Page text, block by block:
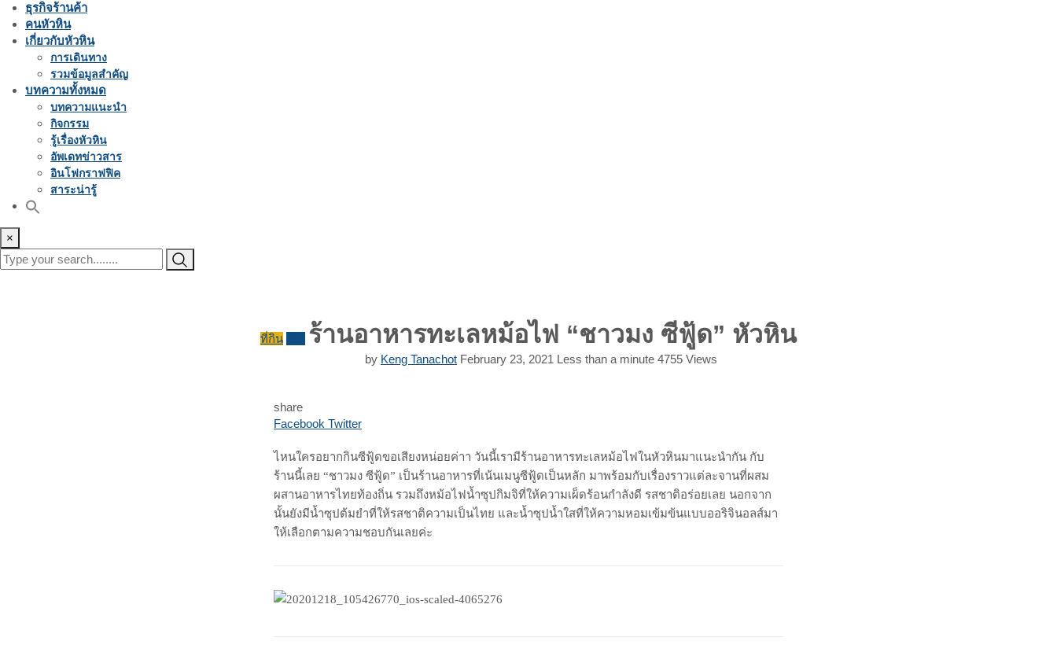
ธุรกิจร้านค้า
คนหัวหิน
เกี่ยวกับหัวหิน
การเดินทาง
รวมข้อมูลสำคัญ
บทความทั้งหมด
บทความแนะนำ
กิจกรรม
รู้เรื่องหัวหิน
อัพเดทข่าวสาร
อินโฟกราฟฟิค
สาระน่ารู้
×
ที่กิน ร้านอาหารทะเลหม้อไฟ “ชาวมง ซีฟู้ด” หัวหิน
by Keng Tanachot February 23, 2021 Less than a minute 4755 Views
share
Facebook TwitterPrint
Share
Email
ไหนใครอยากกินซีฟู้ดขอเสียงหน่อยค่าา วันนี้เรามีร้านอาหารทะเลหม้อไฟในหัวหินมาแนะนำกัน กับ
ร้านนี้เลย “ชาวมง ซีฟู้ด” เป็นร้านอาหารที่เน้นเมนูซีฟู้ดเป็นหลัก มาพร้อมกับเรื่องราวแต่ละจานที่ผสม
ผสานอาหารไทยท้องถิ่น รวมถึงหม้อไฟน้ำซุปกิมจิที่ให้ความเผ็ดร้อนกำลังดี รสชาติอร่อยเลย นอกจาก
นั้นยังมีน้ำซุปต้มยำที่ให้รสชาติความเป็นไทย และน้ำซุปน้ำใสที่ให้ความหอมเข้มข้นแบบออริจินอลส์มา
ให้เลือกตามความชอบกันเลยค่ะ